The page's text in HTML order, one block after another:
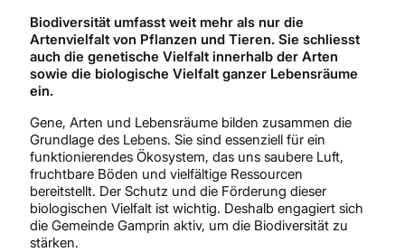
Biodiversität umfasst weit mehr als nur die
Artenvielfalt von Pflanzen und Tieren. Sie schliesst
auch die genetische Vielfalt innerhalb der Arten
sowie die biologische Vielfalt ganzer Lebensräume
ein.
Gene, Arten und Lebensräume bilden zusammen die
Grundlage des Lebens. Sie sind essenziell für ein
funktionierendes Ökosystem, das uns saubere Luft,
fruchtbare Böden und vielfältige Ressourcen
bereitstellt. Der Schutz und die Förderung dieser
biologischen Vielfalt ist wichtig. Deshalb engagiert sich
die Gemeinde Gamprin aktiv, um die Biodiversität zu
stärken.